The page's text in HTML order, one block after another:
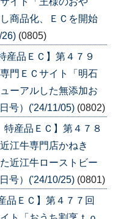
商品化、ＥＣを開始
26) (0805)
産品ＥＣ】第４７９
門ＥＣサイト「明石
ーアルした無添加お
号）('24/11/05) (0802)
産品ＥＣ】第４７８
江牛専門店かねき
近江牛ローストビー
号）('24/10/25) (0801)
品ＥＣ】第４７７回